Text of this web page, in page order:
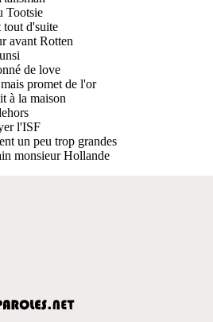
Tootsie
tout d'suite
avant Rotten
de love
promet de l'or
à la maison
l'ISF
un peu trop grandes
monsieur Hollande